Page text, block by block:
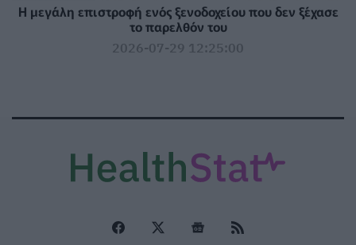
Η μεγάλη επιστροφή ενός ξενοδοχείου που δεν ξέχασε
το παρελθόν του
2026-07-29 12:25:00